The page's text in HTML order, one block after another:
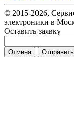
© 2015-2026,
электроники в
Оставить заявку
Отмена Отправить